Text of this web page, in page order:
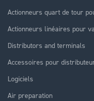
Actionneurs quart de tour
Actionneurs linéaires pour
Distributors and terminals
Accessoires pour
Logiciels
Air preparation